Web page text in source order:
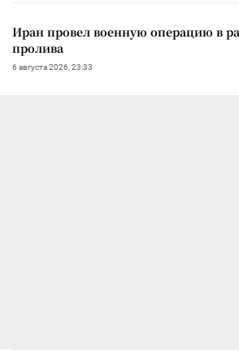
Иран провел военную операцию в
пролива
6 августа 2026, 23:33